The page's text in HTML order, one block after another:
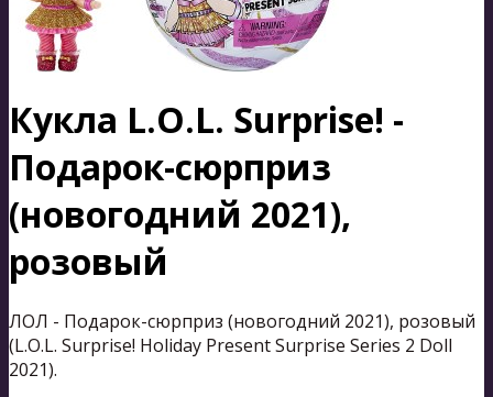
Кукла L.O.L. Surprise! -
Подарок-сюрприз
(новогодний 2021),
розовый
ЛОЛ - Подарок-сюрприз (новогодний 2021), розовый
(L.O.L. Surprise! Holiday Present Surprise Series 2 Doll
2021).